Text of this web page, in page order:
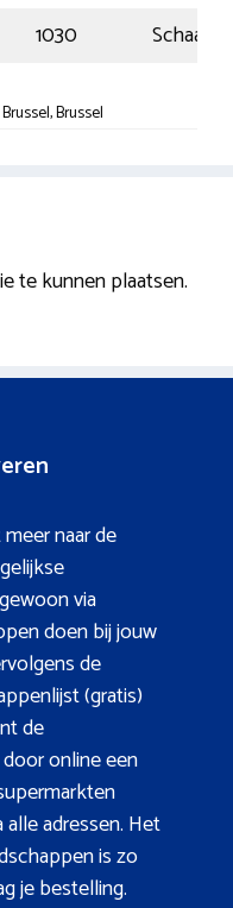
1030
Brussel
te kunnen plaatsen.
naar de
via
doen bij jouw
de
(gratis)
de
online een
adressen. Het
is zo
je bestelling.